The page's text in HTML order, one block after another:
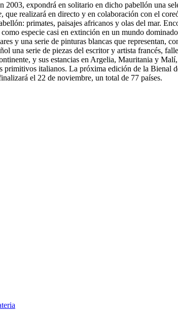
expondrá en solitario en dicho pabellón una
, que realizará en directo y en colaboración con el
primates, paisajes africanos y olas del mar.
especie casi en extinción en un mundo
y una serie de pinturas blancas que representan,
una serie de piezas del escritor y artista francés,
y sus estancias en Argelia, Mauritania y
italianos. La próxima edición de la Bienal
el 22 de noviembre, un total de 77 países.